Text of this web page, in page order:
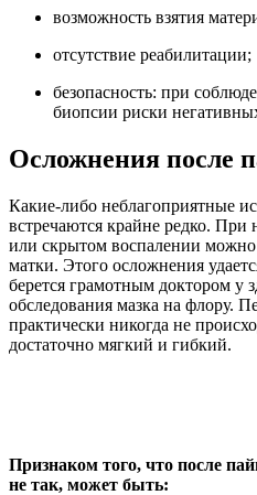
возможность взятия
отсутствие реабилитации;
безопасность: при
биопсии риски
Осложнения после
Какие-либо неблагоприятные
встречаются крайне редко.
или скрытом воспалении
матки. Этого осложнения
берется грамотным доктором у
обследования мазка на флору.
практически никогда не
достаточно мягкий и гибкий.
Признаком того, что после
не так, может быть: